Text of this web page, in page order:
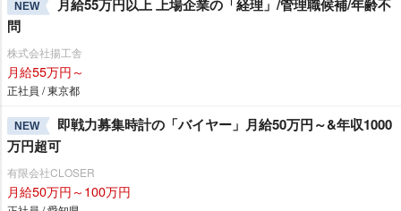
NEW
月給55万円以上 上場企業の「経理」/管理職候補/年齢不
問
株式会社揚工舎
月給55万円～
正社員 / 東京都
NEW
即戦力募集時計の「バイヤー」月給50万円～&年収1000
万円超可
有限会社CLOSER
月給50万円～100万円